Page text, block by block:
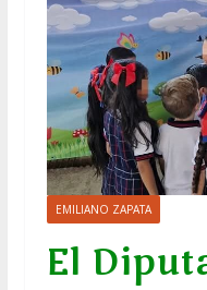
EMILIANO ZAPATA
El